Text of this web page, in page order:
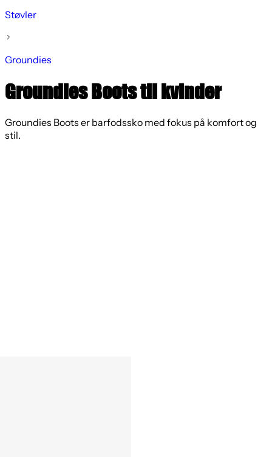
Støvler
Groundies
Groundies Boots til kvinder
Groundies Boots er barfodssko med fokus på komfort og
stil.